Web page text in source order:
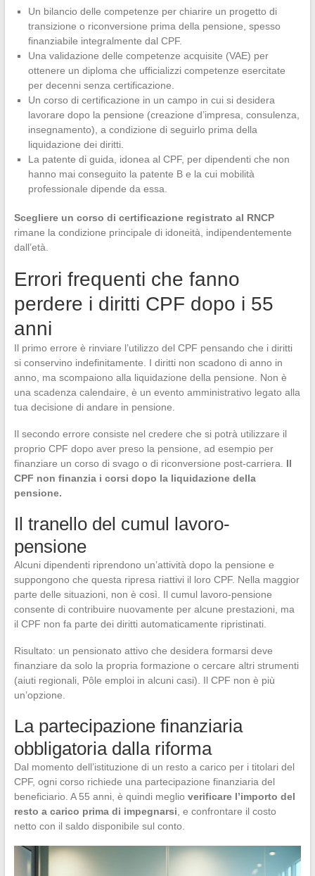
Un bilancio delle competenze per chiarire un progetto di
transizione o riconversione prima della pensione, spesso
finanziabile integralmente dal CPF.
Una validazione delle competenze acquisite (VAE) per
ottenere un diploma che ufficializzi competenze esercitate
per decenni senza certificazione.
Un corso di certificazione in un campo in cui si desidera
lavorare dopo la pensione (creazione d’impresa, consulenza,
insegnamento), a condizione di seguirlo prima della
liquidazione dei diritti.
La patente di guida, idonea al CPF, per dipendenti che non
hanno mai conseguito la patente B e la cui mobilità
professionale dipende da essa.
Scegliere un corso di certificazione registrato al RNCP
rimane la condizione principale di idoneità, indipendentemente
dall’età.
Errori frequenti che fanno
perdere i diritti CPF dopo i 55
anni
Il primo errore è rinviare l’utilizzo del CPF pensando che i diritti
si conservino indefinitamente. I diritti non scadono di anno in
anno, ma scompaiono alla liquidazione della pensione. Non è
una scadenza calendaire, è un evento amministrativo legato alla
tua decisione di andare in pensione.
Il secondo errore consiste nel credere che si potrà utilizzare il
proprio CPF dopo aver preso la pensione, ad esempio per
finanziare un corso di svago o di riconversione post-carriera. Il
CPF non finanzia i corsi dopo la liquidazione della
pensione.
Il tranello del cumul lavoro-
pensione
Alcuni dipendenti riprendono un’attività dopo la pensione e
suppongono che questa ripresa riattivi il loro CPF. Nella maggior
parte delle situazioni, non è così. Il cumul lavoro-pensione
consente di contribuire nuovamente per alcune prestazioni, ma
il CPF non fa parte dei diritti automaticamente ripristinati.
Risultato: un pensionato attivo che desidera formarsi deve
finanziare da solo la propria formazione o cercare altri strumenti
(aiuti regionali, Pôle emploi in alcuni casi). Il CPF non è più
un’opzione.
La partecipazione finanziaria
obbligatoria dalla riforma
Dal momento dell’istituzione di un resto a carico per i titolari del
CPF, ogni corso richiede una partecipazione finanziaria del
beneficiario. A 55 anni, è quindi meglio verificare l’importo del
resto a carico prima di impegnarsi , e confrontare il costo
netto con il saldo disponibile sul conto.